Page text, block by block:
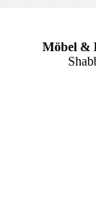
Möbel &
Shabby